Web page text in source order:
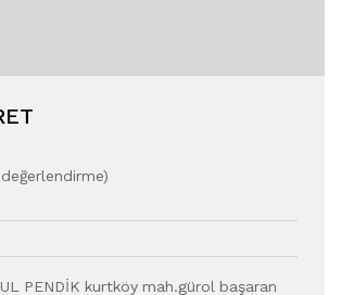
değerlendirme)
PENDİK kurtköy mah.gürol başaran